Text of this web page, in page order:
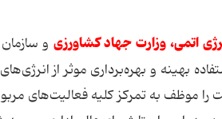
اتمی، وزارت جهاد کشاورزی و
بهینه و بهره‌برداری موثر از